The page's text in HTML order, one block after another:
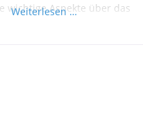
wichtige Aspekte über das
Weiterlesen …